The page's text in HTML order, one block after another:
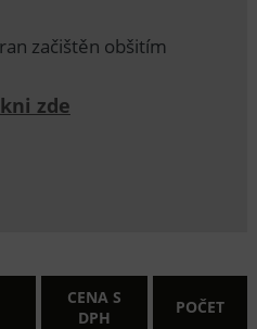
začištěn obšitím
zde
CENA S
DPH
POČET